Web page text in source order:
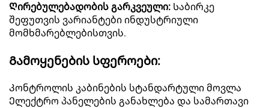
Ღირებულებადობის გარკვეული: Საბირკე
შეფუთვის ვარიანტები ინდუსტრიული
მომხმარებლებისთვის.
Გამოყენების სფეროები:
Კონტროლის კაბინების სტანდარტული მოვლა
Ელექტრო პანელების განახლება და სამართავი